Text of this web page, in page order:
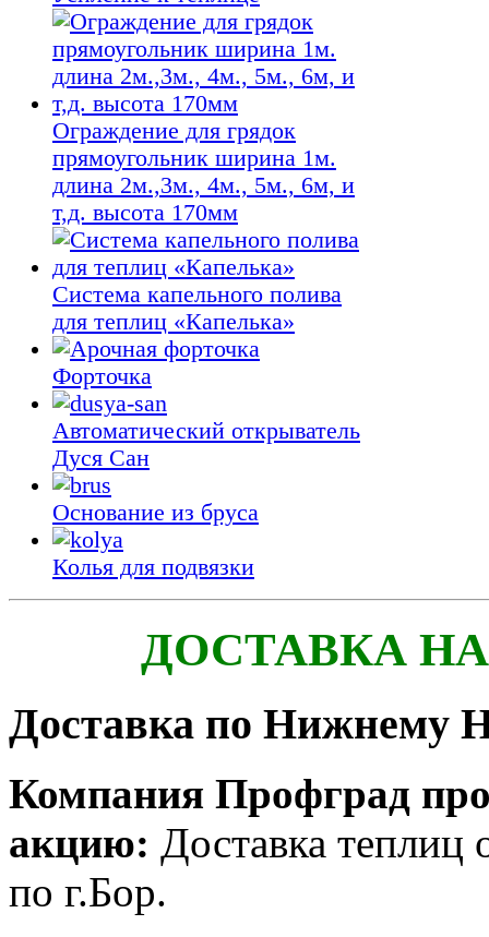
Ограждение для грядок
прямоугольник ширина 1м.
длина 2м.,3м., 4м., 5м., 6м, и
т,д. высота 170мм
Система капельного полива
для теплиц «Капелька»
Форточка
Автоматический открыватель
Дуся Сан
Основание из бруса
Колья для подвязки
ДОСТАВКА
Доставка по Нижнему
Компания Профград
акцию: Доставка
по г.Бор.